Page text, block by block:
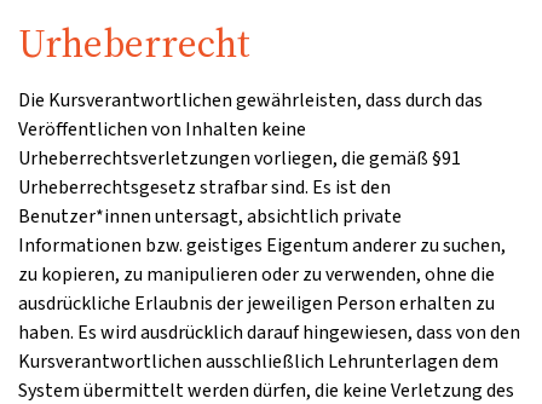
Urheberrecht
Die Kursverantwortlichen gewährleisten, dass durch das
Veröffentlichen von Inhalten keine
Urheberrechtsverletzungen vorliegen, die gemäß §91
Urheberrechtsgesetz strafbar sind. Es ist den
Benutzer*innen untersagt, absichtlich private
Informationen bzw. geistiges Eigentum anderer zu suchen,
zu kopieren, zu manipulieren oder zu verwenden, ohne die
ausdrückliche Erlaubnis der jeweiligen Person erhalten zu
haben. Es wird ausdrücklich darauf hingewiesen, dass von den
Kursverantwortlichen ausschließlich Lehrunterlagen dem
System übermittelt werden dürfen, die keine Verletzung des